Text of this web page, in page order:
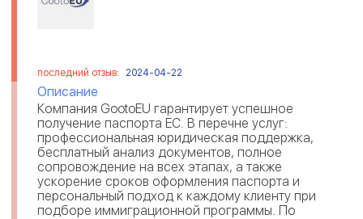
последний отзыв: 2024-04-22
Описание
Компания GootoEU гарантирует успешное
получение паспорта ЕС. В перечне услуг:
профессиональная юридическая поддержка,
бесплатный анализ документов, полное
сопровождение на всех этапах, а также
ускорение сроков оформления паспорта и
персональный подход к каждому клиенту при
подборе иммиграционной программы. По